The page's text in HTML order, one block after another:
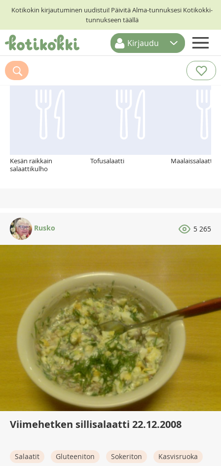
Kotikokin kirjautuminen uudistui! Päivitä Alma-tunnuksesi Kotikokki-
tunnukseen täällä
ETUSIVU
RESEPTIHAKU
Kirjaudu
Suosittelemme myös
Kesän raikkain
salaattikulho
Tofusalaatti Maalaissalaatti
Rusko 5 265
Viimehetken sillisalaatti 22.12.2008
Salaatit Gluteeniton Sokeriton Kasvisruoka